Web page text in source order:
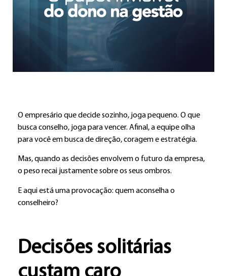
O empresário que decide sozinho, joga pequeno. O que
busca conselho, joga para vencer. Afinal, a equipe olha
para você em busca de direção, coragem e estratégia.
Mas, quando as decisões envolvem o futuro da empresa,
o peso recai justamente sobre os seus ombros.
E aqui está uma provocação: quem aconselha o
conselheiro?
Decisões solitárias